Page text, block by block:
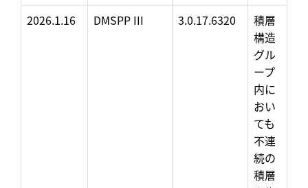
2026.1.16
DMSPP III 3.0.17.6320
積層
構造
グル
ープ
内に
おい
ても
不連
続の
積層